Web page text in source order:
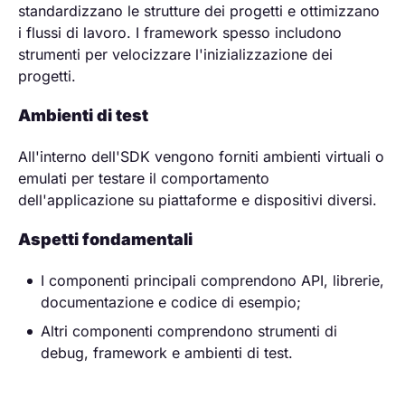
standardizzano le strutture dei progetti e ottimizzano
i flussi di lavoro. I framework spesso includono
strumenti per velocizzare l'inizializzazione dei
progetti.
Ambienti di test
All'interno dell'SDK vengono forniti ambienti virtuali o
emulati per testare il comportamento
dell'applicazione su piattaforme e dispositivi diversi.
Aspetti fondamentali
I componenti principali comprendono API, librerie,
documentazione e codice di esempio;
Altri componenti comprendono strumenti di
debug, framework e ambienti di test.